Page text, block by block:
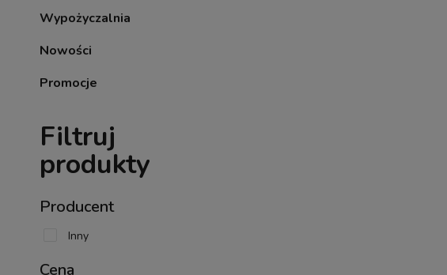
Wypożyczalnia
Nowości
Promocje
Filtruj
produkty
Producent
Inny
Cena